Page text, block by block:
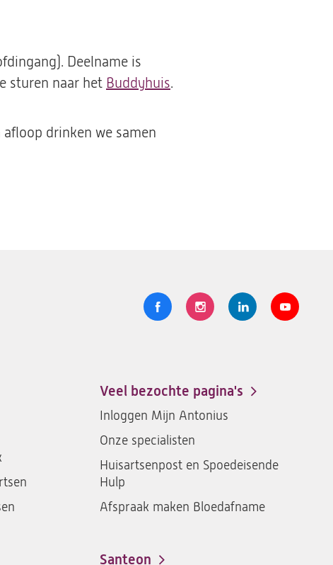
Deelname is
sturen naar het Buddyhuis(opent
.
drinken we samen
Volg
Logo
santeon
ziekenhuis
op
Facebook
Logo
santeon
ziekenhuis
Instagram
Logo
santeon
LinkedIn
Logo
Veel bezochte pagina's
Inloggen Mijn Antonius
Onze specialisten
Huisartsenpost en Spoedeisende
Hulp
Afspraak maken Bloedafname
Santeon